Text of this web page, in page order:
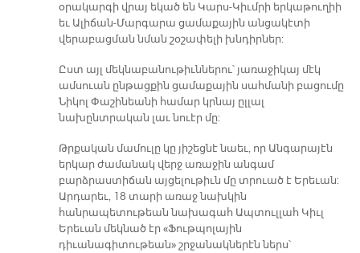
օրակարգի վրայ եկած են Կարս-Կիւմրի երկաթուղիի
եւ Ալիճան-Մարգարա ցամաքային անցակէտի
վերաբացման նման շօշափելի խնդիրներ:
Ըստ այլ մեկնաբանութիւններու՝ յառաջիկայ մէկ
ամսուան ընթացքին ցամաքային սահմանի բացումը
Նիկոլ Փաշինեանի համար կրնայ ըլլալ
նախընտրական լաւ նուէր մը:
Թրքական մամուլը կը յիշեցնէ նաեւ, որ Անգարայէն
երկար ժամանակ վերջ առաջին անգամ
բարձրաստիճան այցելութիւն մը տրուած է Երեւան:
Արդարեւ, 18 տարի առաջ նախկին
հանրապետութեան նախագահ Ապտուլլահ Կիւլ
Երեւան մեկնած էր «Ֆութպոլային
դիւանագիտութեան» շրջանակներէն ներս՝